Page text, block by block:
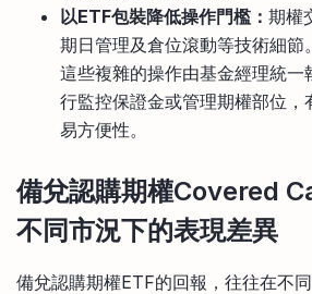
以ETF包裝降低操作門檻： 期權
期日管理及倉位滾動等技術細節
這些複雜的操作由基金經理統一
行監控保證金或管理期權部位，
易方便性。
備兌認購期權Covered
不同市況下的表現差異
備兌認購期權ETF的回報，往往在不